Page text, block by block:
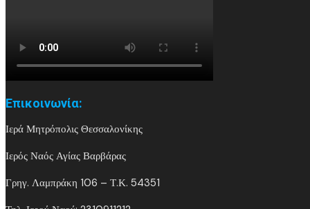
Επικοινωνία:
Ιερά Μητρόπολις Θεσσαλονίκης
Ιερός Ναός Αγίας Βαρβάρας
Γρηγ. Λαμπράκη 106 – Τ.Κ. 54351